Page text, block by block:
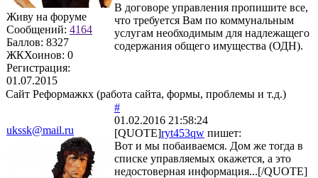
Живу на форуме
Сообщений: 4164
Баллов: 8327
ЖКХоинов: 0
Регистрация:
01.07.2015
В договоре управления пропишите все,
что требуется Вам по коммунальным
услугам необходимым для надлежащего
содержания общего имущества (ОДН).
Сайт Реформажкх (работа сайта, формы, проблемы и т.д.)
ukssk@mail.ru
#
01.02.2016 21:58:24
[QUOTE]ryt453qw пишет:
Вот и мы побаиваемся. Дом же тогда в
списке управляемых окажется, а это
недостоверная информация...[/QUOTE]